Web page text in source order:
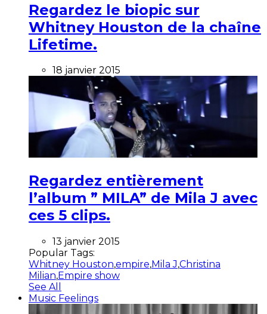
Regardez le biopic sur
Whitney Houston de la chaîne
Lifetime.
18 janvier 2015
Regardez entièrement
l’album ” MILA” de Mila J avec
ces 5 clips.
13 janvier 2015
Popular Tags:
Whitney Houston,empire,Mila J,Christina
Milian,Empire show
See All
Music Feelings